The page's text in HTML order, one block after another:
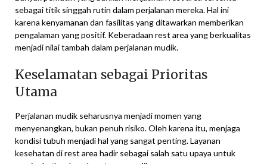
sebagai titik singgah rutin dalam perjalanan mereka. Hal ini
karena kenyamanan dan fasilitas yang ditawarkan memberikan
pengalaman yang positif. Keberadaan rest area yang berkualitas
menjadi nilai tambah dalam perjalanan mudik.
Keselamatan sebagai Prioritas
Utama
Perjalanan mudik seharusnya menjadi momen yang
menyenangkan, bukan penuh risiko. Oleh karena itu, menjaga
kondisi tubuh menjadi hal yang sangat penting. Layanan
kesehatan di rest area hadir sebagai salah satu upaya untuk